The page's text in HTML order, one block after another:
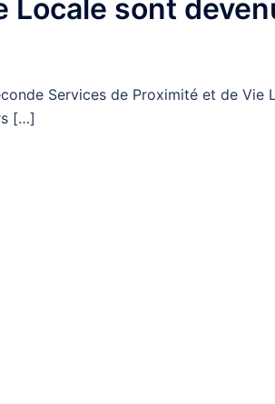
Locale sont
Services de Proximité et de Vie
[…]